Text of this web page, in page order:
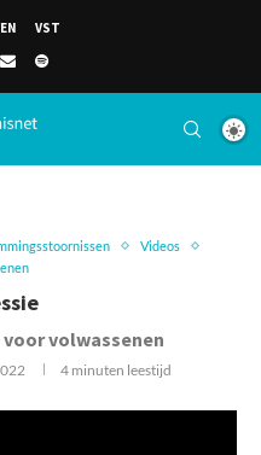
VST
Videos
volwassenen
4 minuten leestijd